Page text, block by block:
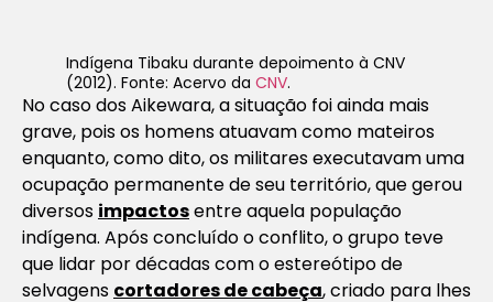
Indígena Tibaku durante depoimento à CNV
(2012). Fonte: Acervo da CNV.
No caso dos Aikewara, a situação foi ainda mais
grave, pois os homens atuavam como mateiros
enquanto, como dito, os militares executavam uma
ocupação permanente de seu território, que gerou
diversos impactosentre aquela população
indígena. Após concluído o conflito, o grupo teve
que lidar por décadas com o estereótipo de
selvagens cortadores de cabeça, criado para lhes